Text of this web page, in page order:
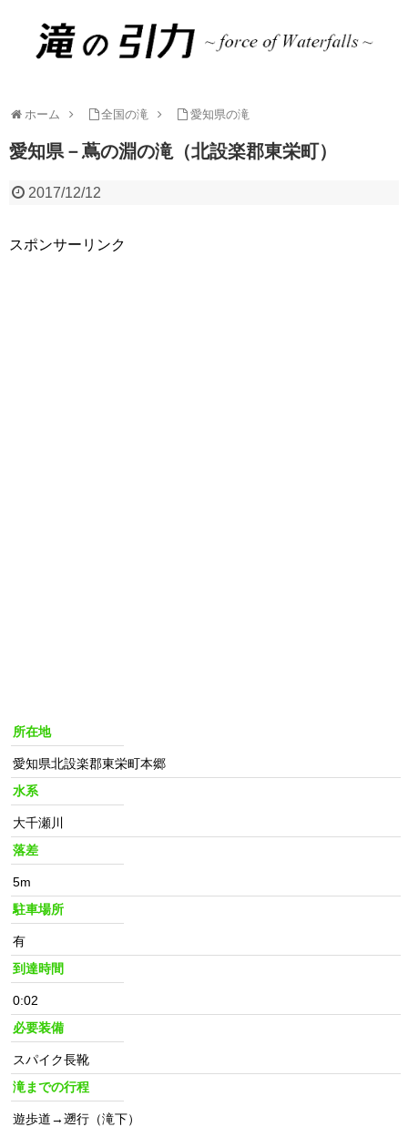
ホーム 全国の滝 愛知県の滝
愛知県－蔦の淵の滝（北設楽郡東栄町）
2017/12/12
スポンサーリンク
所在地
愛知県北設楽郡東栄町本郷
水系
大千瀬川
落差
5m
駐車場所
有
到達時間
0:02
必要装備
スパイク長靴
滝までの行程
遊歩道→遡行（滝下）